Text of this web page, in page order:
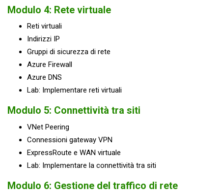
Modulo 4: Rete virtuale
Reti virtuali
Indirizzi IP
Gruppi di sicurezza di rete
Azure Firewall
Azure DNS
Lab: Implementare reti virtuali
Modulo 5: Connettività tra siti
VNet Peering
Connessioni gateway VPN
ExpressRoute e WAN virtuale
Lab: Implementare la connettività tra siti
Modulo 6: Gestione del traffico di rete